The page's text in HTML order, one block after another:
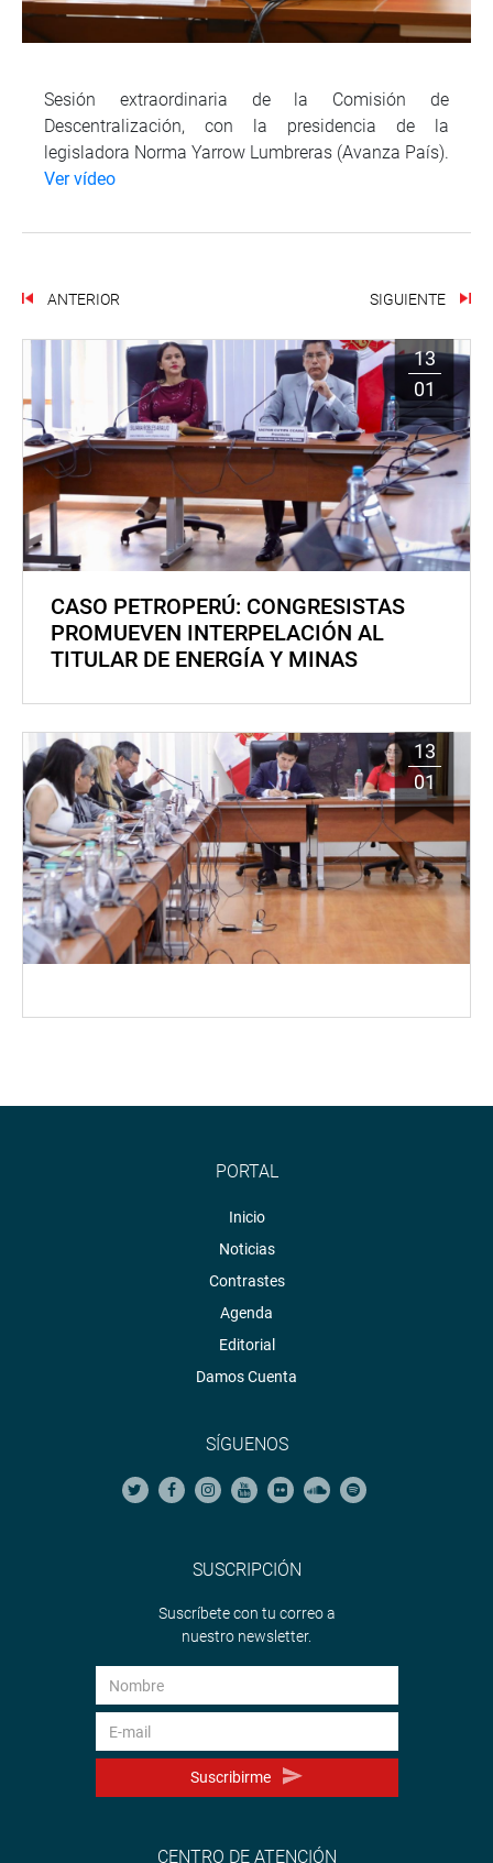
Sesión extraordinaria de la Comisión de
Descentralización, con la presidencia de la
legisladora Norma Yarrow Lumbreras (Avanza País).
Ver vídeo
ANTERIOR SIGUIENTE
13
01
CASO PETROPERÚ: CONGRESISTAS
PROMUEVEN INTERPELACIÓN AL
TITULAR DE ENERGÍA Y MINAS
13
01
PORTAL
Inicio
Noticias
Contrastes
Agenda
Editorial
Damos Cuenta
SÍGUENOS
SUSCRIPCIÓN
Suscríbete con tu correo a
nuestro newsletter.
Suscribirme
CENTRO DE ATENCIÓN